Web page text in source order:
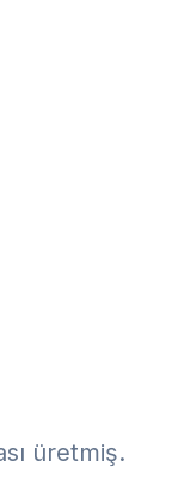
üretmiş.